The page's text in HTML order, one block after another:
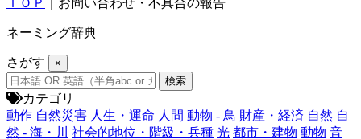
ネーミング辞典
さがす ×
カテゴリ
動作 自然災害 人生・運命 人間 動物 - 鳥 財産・経済 自然 自
然 - 海・川
社会的地位・階級・兵種 光 都市・建物 動物 音